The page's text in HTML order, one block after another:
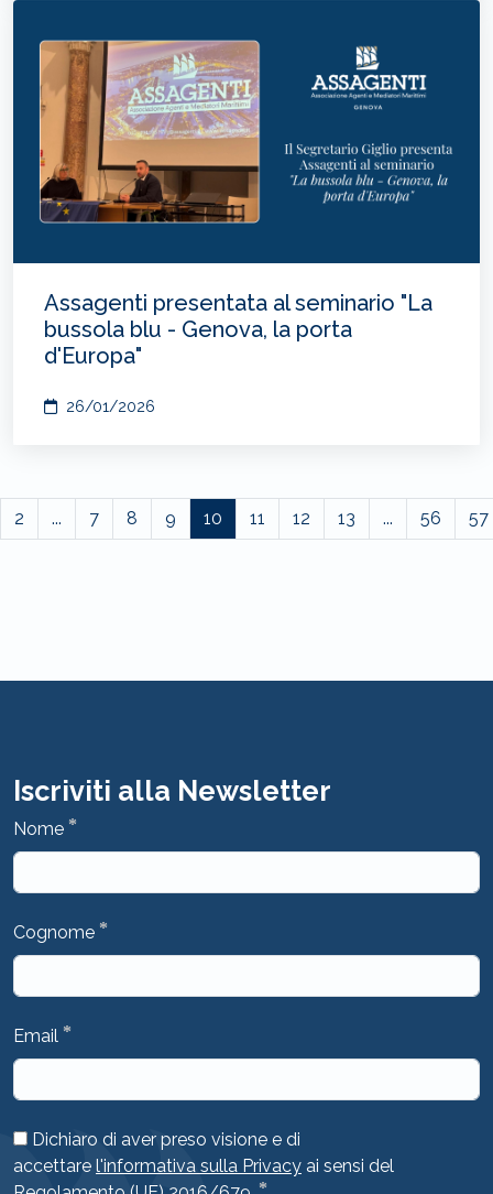
Assagenti presentata al seminario "La
bussola blu - Genova, la porta
d'Europa"
26/01/2026
2 ... 7 8 9 10 11 12 13 ... 56 57
Iscriviti alla Newsletter
Nome *
Cognome *
Email *
Dichiaro di aver preso visione e di
accettare l'informativa sulla Privacy ai sensi del
*